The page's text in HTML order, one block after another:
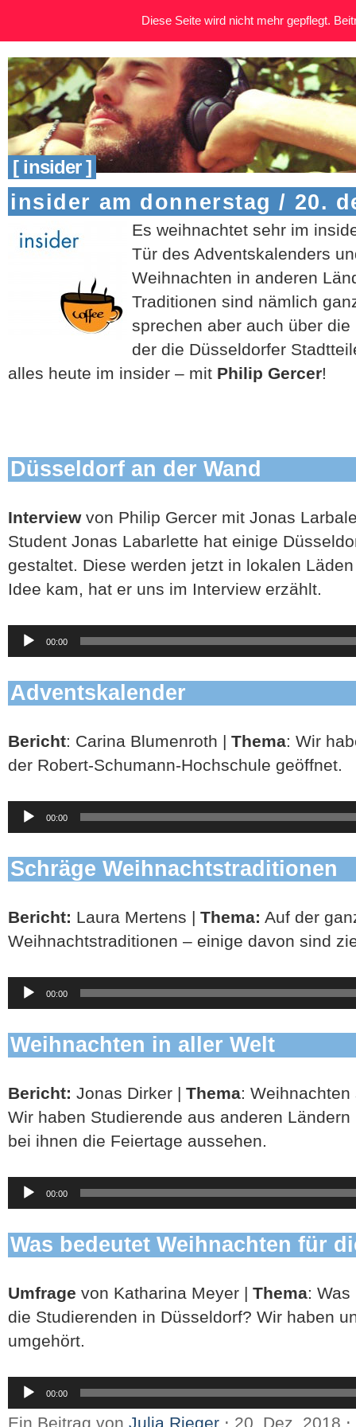
[ insider ]
insider am donnerstag / 20.
Es weihnachtet sehr im
Tür des Adventskalenders
Weihnachten in anderen
Traditionen sind nämlich
sprechen aber auch über
der die Düsseldorfer
alles heute im insider – mit Philip Gercer!
Düsseldorf an der Wand
Interviewvon Philip Gercer mit Jonas
Student Jonas Labarlette hat einige
gestaltet. Diese werden jetzt in lokalen
Idee kam, hat er uns im Interview erzählt.
Audio-
Player
00:00
Adventskalender
Bericht: Carina Blumenroth | Thema: Wir
der Robert-Schumann-Hochschule geöffnet.
Audio-
Player
00:00
Schräge Weihnachtstraditionen
Bericht: Laura Mertens | Thema: Auf der
Weihnachtstraditionen – einige davon sind
Audio-
Player
00:00
Weihnachten in aller Welt
Bericht: Jonas Dirker | Thema:
Wir haben Studierende aus anderen
bei ihnen die Feiertage aussehen.
Audio-
Player
00:00
Was bedeutet Weihnachten für
Umfrage von Katharina Meyer | Thema:
die Studierenden in Düsseldorf? Wir haben
umgehört.
Audio-
Player
00:00
Ein Beitrag von Julia Rieger ⋅ 20. Dez. 2018 ⋅
Diese Seite wird nicht mehr gepflegt.